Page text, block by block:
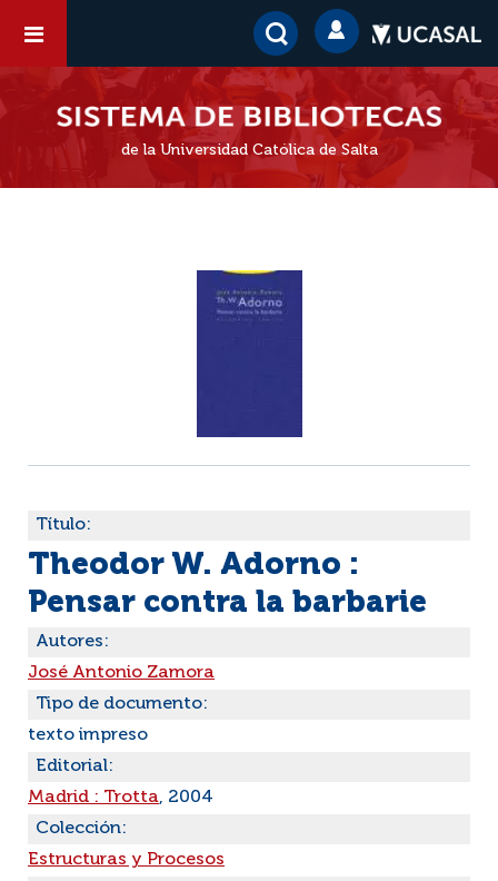
de la Universidad Católica de Salta
Título:
Theodor W. Adorno :
Pensar contra la barbarie
Autores:
José Antonio Zamora
Tipo de documento:
texto impreso
Editorial:
Madrid : Trotta, 2004
Colección:
Estructuras y Procesos